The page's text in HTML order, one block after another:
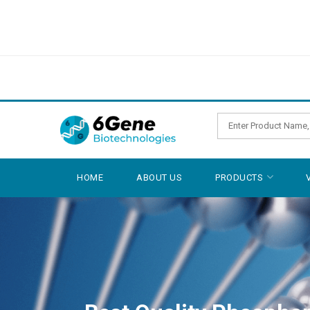
HOME ABOUT US PRODUCTS